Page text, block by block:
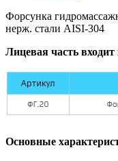
Форсунка
нерж. стали AISI-304
Лицевая часть
Основные